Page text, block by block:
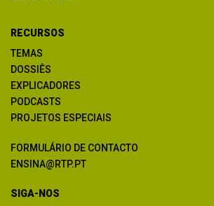
RECURSOS
TEMAS
DOSSIÊS
EXPLICADORES
PODCASTS
PROJETOS ESPECIAIS
FORMULÁRIO DE CONTACTO
ENSINA@RTP.PT
SIGA-NOS